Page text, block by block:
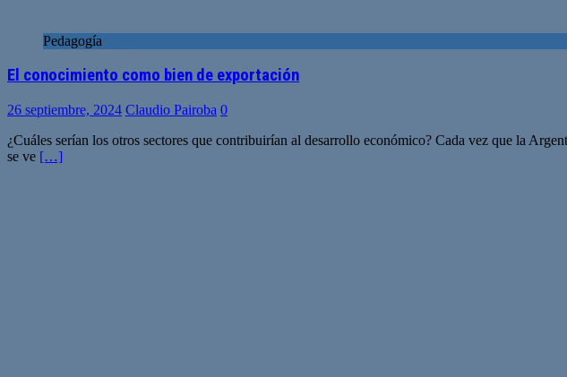
Pedagogía
El conocimiento como bien de exportación
26 septiembre, 2024 Claudio Pairoba 0
¿Cuáles serían los otros sectores que contribuirían al desarrollo económico? Cada vez que la
se ve […]